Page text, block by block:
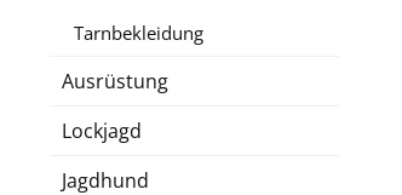
Tarnbekleidung
Ausrüstung
Lockjagd
Jagdhund